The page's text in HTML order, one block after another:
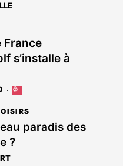
France
s’installe à
Cet
est
réservé
aux
abonnés
paradis des
?